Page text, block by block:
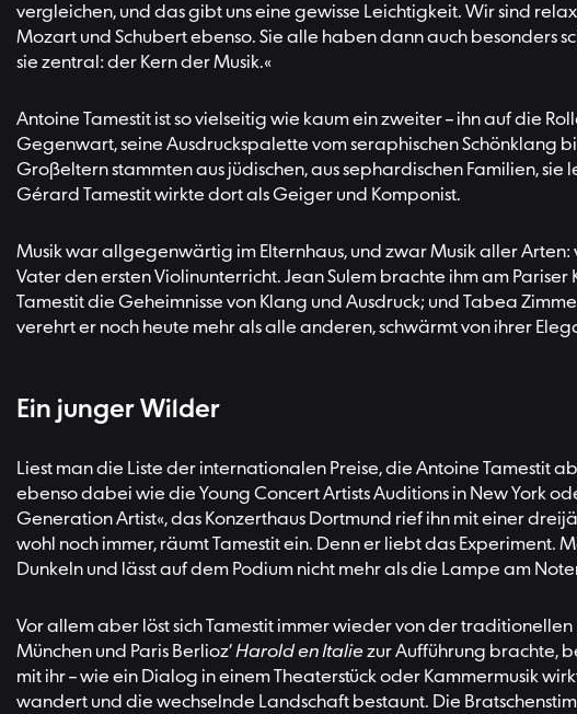
vergleichen, und das gibt uns eine gewisse Leichtigkeit. Wir sind
Mozart und Schubert ebenso. Sie alle haben dann auch besonders
sie zentral: der Kern der Musik.«
Antoine Tamestit ist so vielseitig wie kaum ein zweiter – ihn auf die
Gegenwart, seine Ausdruckspalette vom seraphischen Schönklang
Großeltern stammten aus jüdischen, aus sephardischen Familien,
Gérard Tamestit wirkte dort als Geiger und Komponist.
Musik war allgegenwärtig im Elternhaus, und zwar Musik aller Arten:
Vater den ersten Violinunterricht. Jean Sulem brachte ihm am
Tamestit die Geheimnisse von Klang und Ausdruck; und Tabea
verehrt er noch heute mehr als alle anderen, schwärmt von ihrer
Ein junger Wilder
Liest man die Liste der internationalen Preise, die Antoine Tamestit
ebenso dabei wie die Young Concert Artists Auditions in New York
Generation Artist«, das Konzerthaus Dortmund rief ihn mit einer
wohl noch immer, räumt Tamestit ein. Denn er liebt das Experiment.
Dunkeln und lässt auf dem Podium nicht mehr als die Lampe am
Vor allem aber löst sich Tamestit immer wieder von der
München und Paris Berlioz’Harold en Italiezur Aufführung brachte,
mit ihr – wie ein Dialog in einem Theaterstück oder Kammermusik
wandert und die wechselnde Landschaft bestaunt. Die